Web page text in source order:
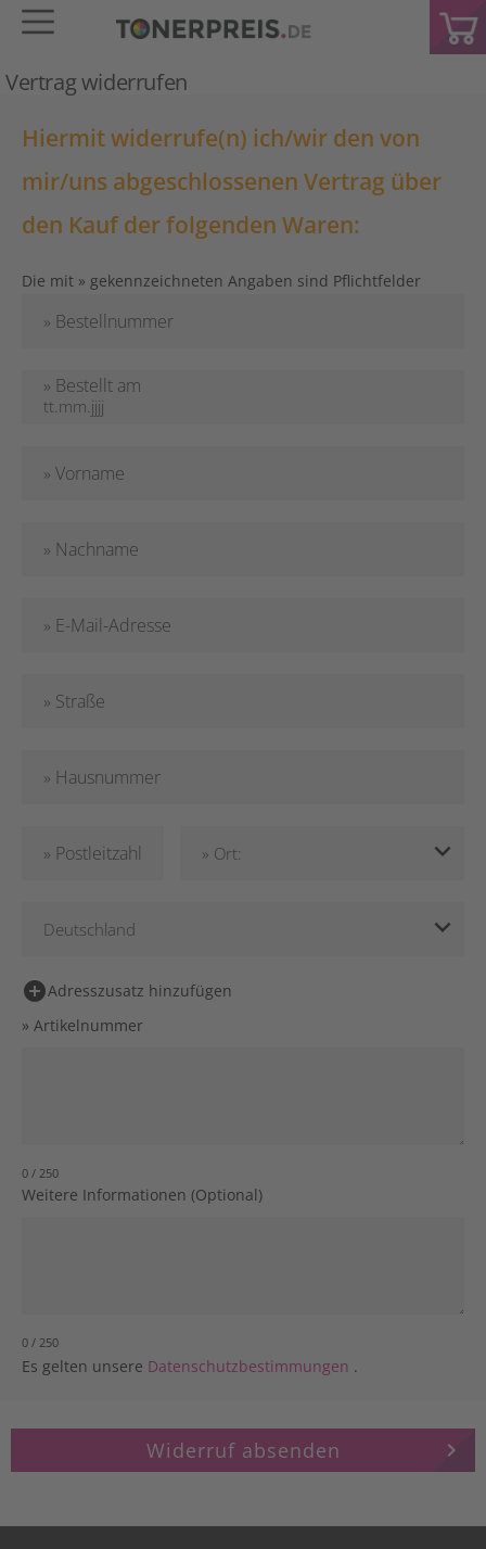
Vertrag widerrufen
Hiermit widerrufe(n) ich/wir den von
mir/uns abgeschlossenen Vertrag über
den Kauf der folgenden Waren:
Die mit » gekennzeichneten Angaben sind Pflichtfelder
» Bestellnummer
» Bestellt am
» Vorname
» Nachname
» E-Mail-Adresse
» Straße
» Hausnummer
» Postleitzahl
add_circleAdresszusatz hinzufügen
» Artikelnummer
0 / 250
Weitere Informationen (Optional)
0 / 250
Es gelten unsere Datenschutzbestimmungen .
Widerruf absenden keyboard_arrow_right